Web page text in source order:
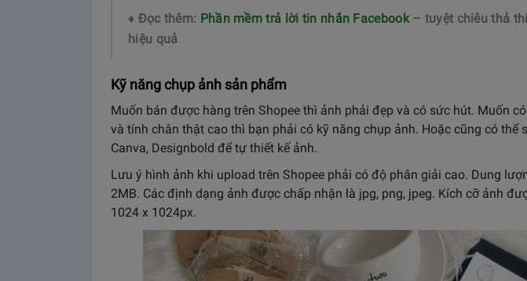
♦ Đọc thêm: Phần mềm trả lời tin nhắn Facebook– tuyệt chiêu thả
hiệu quả
Kỹ năng chụp ảnh sản phẩm
Muốn bán được hàng trên Shopee thì ảnh phải đẹp và có sức hút. Muốn
và tính chân thật cao thì bạn phải có kỹ năng chụp ảnh. Hoặc cũng có thể
Canva, Designbold để tự thiết kế ảnh.
Lưu ý hình ảnh khi upload trên Shopee phải có độ phân giải cao. Dung
2MB. Các định dạng ảnh được chấp nhận là jpg, png, jpeg. Kích cỡ ảnh
1024 x 1024px.